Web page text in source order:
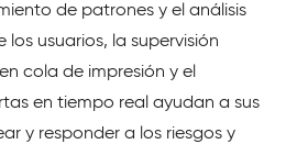
de patrones y el análisis
usuarios, la supervisión
cola de impresión y el
en tiempo real ayudan a sus
y responder a los riesgos y